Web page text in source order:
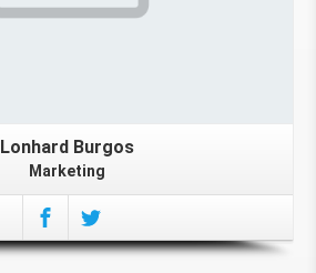
Lonhard Burgos
Marketing